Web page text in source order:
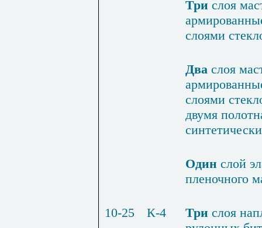
Три слоя
слоями
Два слоя
слоями
двумя
Один слой
пленоч­ного
10-25 К-4 Три слоя